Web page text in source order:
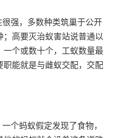
强，多数种类筑巢于公开
高要灭治蚁害站说普通以
一个或数十个，工蚁数量最
职能就是与雌蚁交配，交配
个蚂蚁假定发现了食物，